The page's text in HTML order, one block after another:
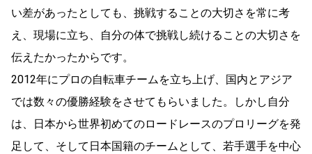
い差があったとしても、挑戦することの大切さを常に考
え、現場に立ち、自分の体で挑戦し続けることの大切さを
伝えたかったからです。
2012年にプロの自転車チームを立ち上げ、国内とアジア
では数々の優勝経験をさせてもらいました。しかし自分
は、日本から世界初めてのロードレースのプロリーグを発
足して、そして日本国籍のチームとして、若手選手を中心